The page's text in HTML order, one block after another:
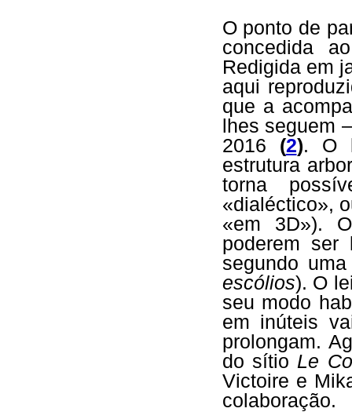
O ponto de
concedida
Redigida em
aqui
que a
lhes seguem
2016 (2). O
estrutura
torna
«dialéctico»,
«em 3D»).
poderem ser
segundo
escólios). O
seu modo
em inúteis
prolongam.
do sítio Le
Victoire e
colaboração.